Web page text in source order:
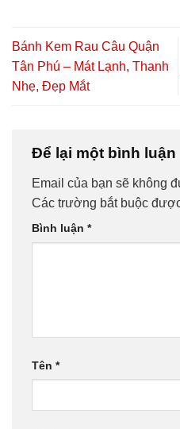
Bánh Kem Rau Câu Quận
Tân Phú – Mát Lạnh, Thanh
Nhẹ, Đẹp Mắt
Để lại một bình luận
Email của bạn sẽ không
Các trường bắt buộc
Bình luận *
Tên *